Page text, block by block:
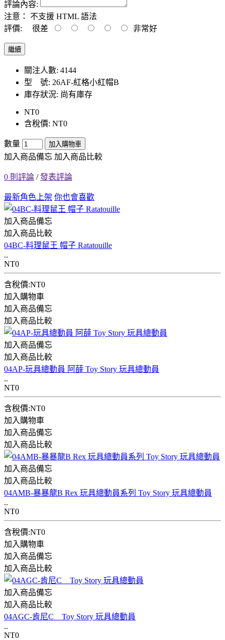
評論內容:
注意：
不支援 HTML 語法
評價: 很差 非常好
繼續
關注人數: 4144
型 號: 26AF-紅格小紅帽B
庫存狀況: 尚有庫存
NT0
含稅價: NT0
數量 加入購物車
加入商品備忘 加入商品比較
0 則評論 /發表評論
最新角色上架 你也會喜歡
加入商品備忘
加入商品比較
04BC-料理鼠王 帽子 Ratatouille
..
NT0
含稅價:NT0
加入購物車
加入商品備忘
加入商品比較
加入商品備忘
加入商品比較
04AP-玩具總動員 阿薛 Toy Story 玩具總動員
..
NT0
含稅價:NT0
加入購物車
加入商品備忘
加入商品比較
加入商品備忘
加入商品比較
04AMB-暴暴龍B Rex 玩具總動員系列 Toy Story 玩具總動員
..
NT0
含稅價:NT0
加入購物車
加入商品備忘
加入商品比較
加入商品備忘
加入商品比較
04AGC-肯尼C Toy Story 玩具總動員
..
NT0